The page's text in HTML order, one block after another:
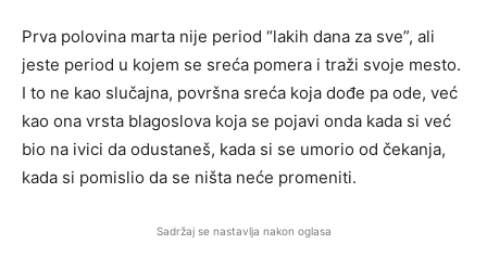
Prva polovina marta nije period “lakih dana za sve”, ali
jeste period u kojem se sreća pomera i traži svoje mesto.
I to ne kao slučajna, površna sreća koja dođe pa ode, već
kao ona vrsta blagoslova koja se pojavi onda kada si već
bio na ivici da odustaneš, kada si se umorio od čekanja,
kada si pomislio da se ništa neće promeniti.
Sadržaj se nastavlja nakon oglasa